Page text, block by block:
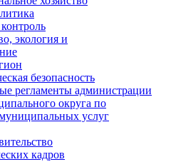
экология и
безопасность
регламенты администрации
округа по
услуг
кадров